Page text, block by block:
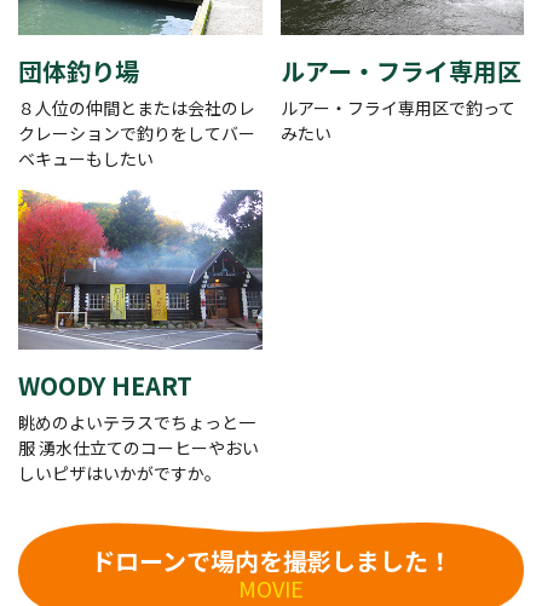
団体釣り場
８人位の仲間とまたは会社のレ
クレーションで釣りをしてバー
ベキューもしたい
ルアー・フライ専用区
ルアー・フライ専用区で釣って
みたい
WOODY HEART
眺めのよいテラスでちょっと一
服 湧水仕立てのコーヒーやおい
しいピザはいかがですか。
ドローンで場内を撮影しました！
MOVIE